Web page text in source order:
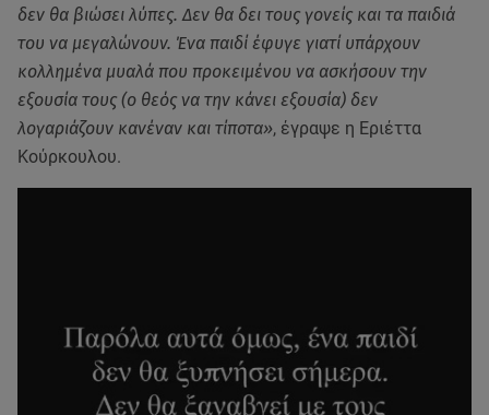
δεν θα βιώσει λύπες. Δεν θα δει τους γονείς και τα παιδιά
του να μεγαλώνουν. Ένα παιδί έφυγε γιατί υπάρχουν
κολλημένα μυαλά που προκειμένου να ασκήσουν την
εξουσία τους (ο θεός να την κάνει εξουσία) δεν
λογαριάζουν κανέναν και τίποτα», έγραψε η Εριέττα
Κούρκουλου.